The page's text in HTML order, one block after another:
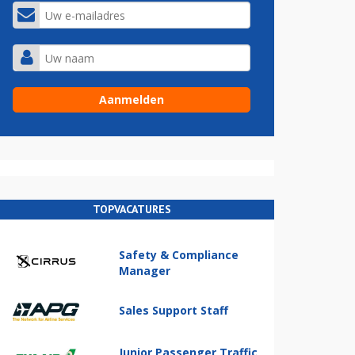
TOPVACATURES
Safety & Compliance
Manager
Sales Support Staff